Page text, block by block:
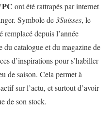
ont été rattrapés par internet
Symbole de3Suisses, le
remplacé depuis l’année
du catalogue et du magazine de
d’inspirations pour s’habiller
de saison. Cela permet à
sur l’actu, et surtout d’avoir
de son stock.